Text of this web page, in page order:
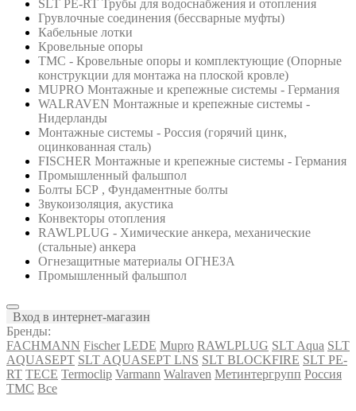
SLT PE-RT Трубы для водоснабжения и отопления
Грувлочные соединения (бессварные муфты)
Кабельные лотки
Кровельные опоры
ТМС - Кровельные опоры и комплектующие (Опорные
конструкции для монтажа на плоской кровле)
MUPRO Монтажные и крепежные системы - Германия
WALRAVEN Монтажные и крепежные системы -
Нидерланды
Монтажные системы - Россия (горячий цинк,
оцинкованная сталь)
FISCHER Монтажные и крепежные системы - Германия
Промышленный фальшпол
Болты БСР , Фундаментные болты
Звукоизоляция, акустика
Конвекторы отопления
RAWLPLUG - Химические анкера, механические
(стальные) анкера
Огнезащитные материалы ОГНЕЗА
Промышленный фальшпол
Вход в интернет-магазин
Бренды:
FACHMANN Fischer LEDE Mupro RAWLPLUG SLT Aqua SLT
AQUASEPT SLT AQUASEPT LNS SLT BLOCKFIRE SLT PE-
RT TECE Termoclip Varmann Walraven Метинтергрупп Россия
ТМС Все